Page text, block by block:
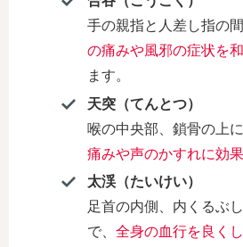
手の親指と人差し指の
の痛みや風邪の症状を
ます。
天突（てんとつ）
喉の中央部、鎖骨の上
痛みや声のかすれに効
太渓（たいけい）
足首の内側、内くるぶ
で、 全身の血行を良く